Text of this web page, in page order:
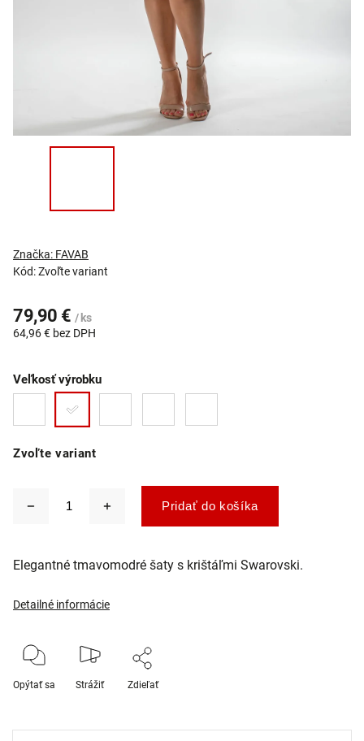
Kód:Zvoľte variant
Značka: FAVAB
79,90 € / ks
64,96 € bez DPH
Zvoľte variant
Veľkosť výrobku
Pridať do košíka
Elegantné tmavomodré šaty s krištáľmi Swarovski.
Detailné informácie
Opýtať sa Strážiť Zdieľať